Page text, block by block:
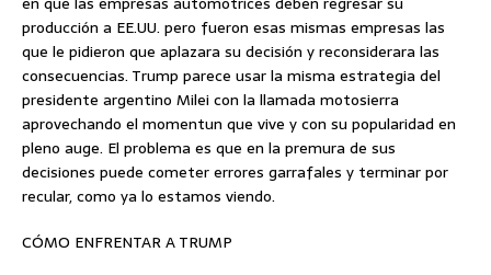
producción a EE.UU. pero fueron esas mismas empresas las
que le pidieron que aplazara su decisión y reconsiderara las
consecuencias. Trump parece usar la misma estrategia del
presidente argentino Milei con la llamada motosierra
aprovechando el momentun que vive y con su popularidad en
pleno auge. El problema es que en la premura de sus
decisiones puede cometer errores garrafales y terminar por
recular, como ya lo estamos viendo.
CÓMO ENFRENTAR A TRUMP